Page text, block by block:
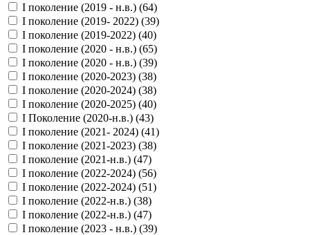
I поколение (2019 - н.в.) (64)
I поколение (2019- 2022) (39)
I поколение (2019-2022) (40)
I поколение (2020 - н.в.) (65)
I поколение (2020 - н.в.) (39)
I поколение (2020-2023) (38)
I поколение (2020-2024) (38)
I поколение (2020-2025) (40)
I Поколение (2020-н.в.) (43)
I поколение (2021- 2024) (41)
I поколение (2021-2023) (38)
I поколение (2021-н.в.) (47)
I поколение (2022-2024) (56)
I поколение (2022-2024) (51)
I поколение (2022-н.в.) (38)
I поколение (2022-н.в.) (47)
I поколение (2023 - н.в.) (39)